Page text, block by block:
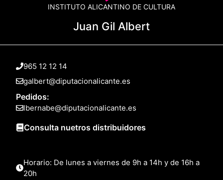
INSTITUTO ALICANTINO DE CULTURA
Juan Gil Albert
965 12 12 14
galbert@diputacionalicante.es
Pedidos:
lbernabe@diputacionalicante.es
Consulta nuetros distribuidores
Horario: De lunes a viernes de 9h a 14h y de 16h a
20h